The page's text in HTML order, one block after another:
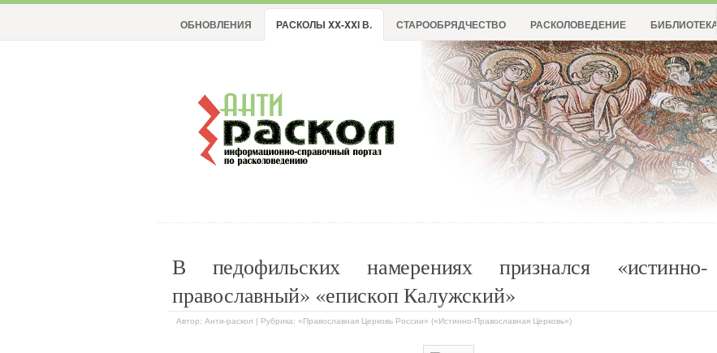
ОБНОВЛЕНИЯ РАСКОЛЫ XX-XXI В. СТАРООБРЯДЧЕСТВО РАСКОЛОВЕДЕНИЕ БИБЛИОТЕКА
В педофильских намерениях признался «истинно-
православный» «епископ Калужский»
Автор: Анти-раскол | Рубрика: «Православная Церковь России» («Истинно-Православная Церковь»)